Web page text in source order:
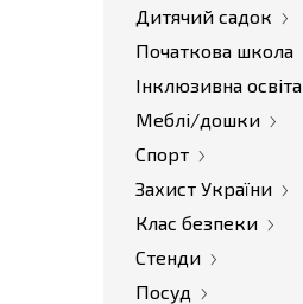
Дитячий садок
Початкова школа
Інклюзивна освіта
Меблі/дошки
Спорт
Захист України
Клас безпеки
Стенди
Посуд